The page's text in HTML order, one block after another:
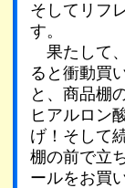
そしてリフ
す。
果たして
ると衝動買
と、商品棚
ヒアルロン
げ！そして
棚の前で立
ールをお買